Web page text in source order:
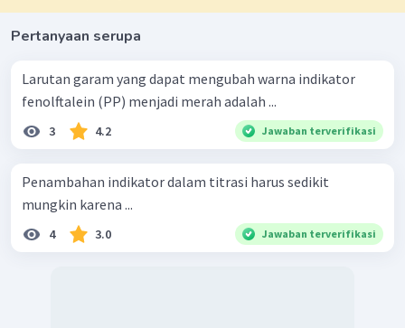
Pertanyaan serupa
Larutan garam yang dapat mengubah warna indikator
fenolftalein (PP) menjadi merah adalah ...
3 4.2 Jawaban terverifikasi
Penambahan indikator dalam titrasi harus sedikit
mungkin karena ...
4 3.0 Jawaban terverifikasi